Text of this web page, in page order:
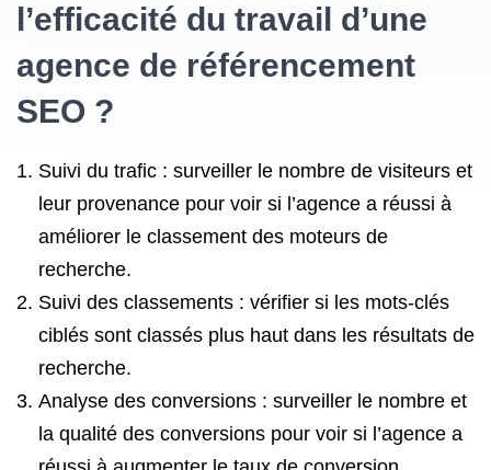
l’efficacité du travail d’une
agence de référencement
SEO ?
Suivi du trafic : surveiller le nombre de visiteurs et
leur provenance pour voir si l’agence a réussi à
améliorer le classement des moteurs de
recherche.
Suivi des classements : vérifier si les mots-clés
ciblés sont classés plus haut dans les résultats de
recherche.
Analyse des conversions : surveiller le nombre et
la qualité des conversions pour voir si l’agence a